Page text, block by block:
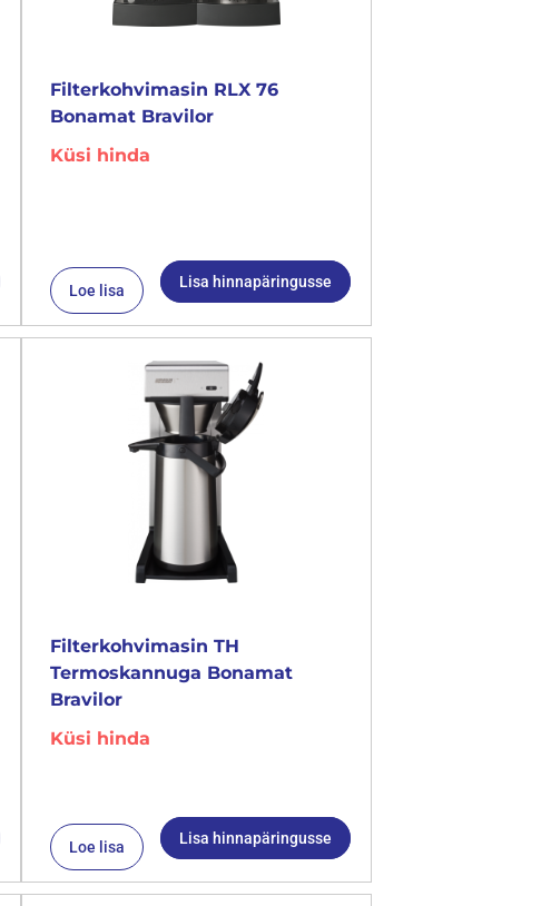
Filterkohvimasin RLX 76
Bonamat Bravilor
Küsi hinda
Loe lisa Lisa hinnapäringusse
Filterkohvimasin TH
Termoskannuga Bonamat
Bravilor
Küsi hinda
Loe lisa Lisa hinnapäringusse